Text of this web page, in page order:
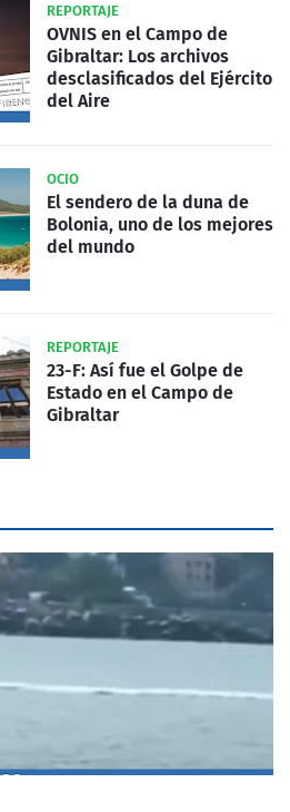
REPORTAJE
OVNIS en el Campo de
Gibraltar: Los archivos
desclasificados del Ejército
del Aire
OCIO
El sendero de la duna de
Bolonia, uno de los mejores
del mundo
REPORTAJE
23-F: Así fue el Golpe de
Estado en el Campo de
Gibraltar